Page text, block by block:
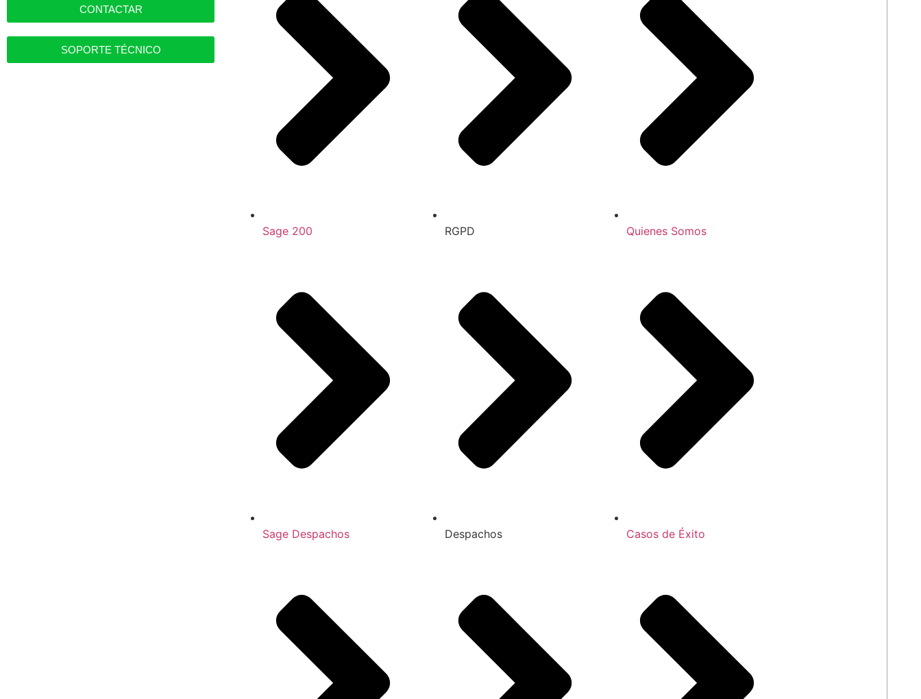
CONTACTAR
SOPORTE TÉCNICO
Sage 200
Sage Despachos
RGPD
Despachos
Quienes Somos
Casos de Éxito